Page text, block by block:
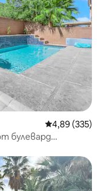
Средна
4,89 (335)
булевард